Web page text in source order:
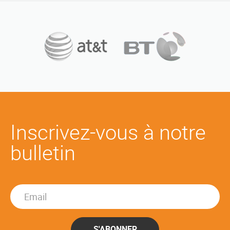
Inscrivez-vous à notre
bulletin